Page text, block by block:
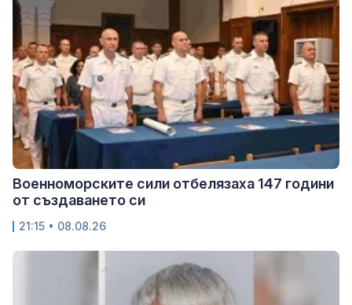
Военноморските сили отбелязаха 147 години
от създаването си
21:15 • 08.08.26